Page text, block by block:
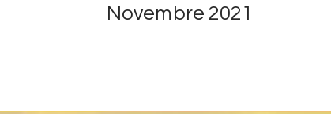
Novembre 2021